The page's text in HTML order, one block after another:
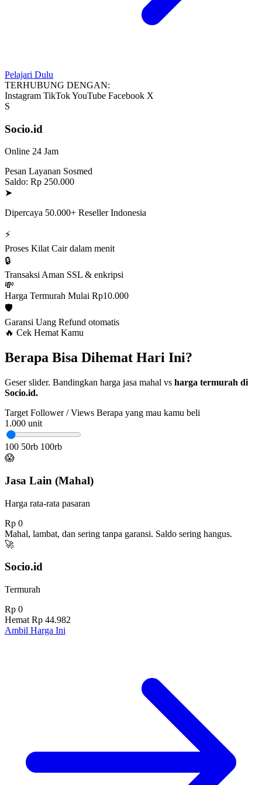
Pelajari Dulu
TERHUBUNG DENGAN:
Instagram TikTokYouTube Facebook X
S
Socio.id
Online 24 Jam
Pesan Layanan Sosmed
Saldo: Rp 250.000
➤
Dipercaya 50.000+ Reseller Indonesia
⚡
Proses Kilat Cair dalam menit
🔒
Transaksi Aman SSL & enkripsi
💸
Harga Termurah Mulai Rp10.000
🛡️
Garansi Uang Refund otomatis
🔥 Cek Hemat Kamu
Berapa Bisa Dihemat Hari Ini?
Geser slider. Bandingkan harga jasa mahal vs harga termurah di
Socio.id.
Target Follower / Views Berapa yang mau kamu beli
1.000 unit
100 50rb 100rb
😱
Jasa Lain (Mahal)
Harga rata-rata pasaran
Rp 0
Mahal, lambat, dan sering tanpa garansi. Saldo sering hangus.
🚀
Socio.id
Termurah
Rp 0
Hemat Rp 44.982
Ambil Harga Ini